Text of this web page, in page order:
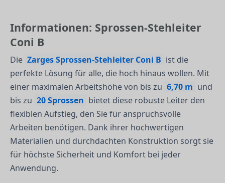
Informationen: Sprossen-Stehleiter
Coni B
Die Zarges Sprossen-Stehleiter Coni B ist die
perfekte Lösung für alle, die hoch hinaus wollen. Mit
einer maximalen Arbeitshöhe von bis zu 6,70 m und
bis zu 20 Sprossen bietet diese robuste Leiter den
flexiblen Aufstieg, den Sie für anspruchsvolle
Arbeiten benötigen. Dank ihrer hochwertigen
Materialien und durchdachten Konstruktion sorgt sie
für höchste Sicherheit und Komfort bei jeder
Anwendung.